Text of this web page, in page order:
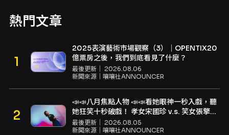
熱門文章
2025表演藝術市場觀察（3）｜OPENTIX20
億票房之後，我們到底看見了什麼？
最後更新｜ 2026.08.06
新聞來源｜ 嚷嚷社ANNOUNCER
📣📣八月焦點人物 📣📣看她眼神一秒入戲，聽
她狂笑十秒破戲！ 孝女宋國珍 v.s. 笑女張擎
佳：本是同根生，相約壓車別太急
最後更新｜ 2026.08.05
新聞來源｜ 嚷嚷社ANNOUNCER